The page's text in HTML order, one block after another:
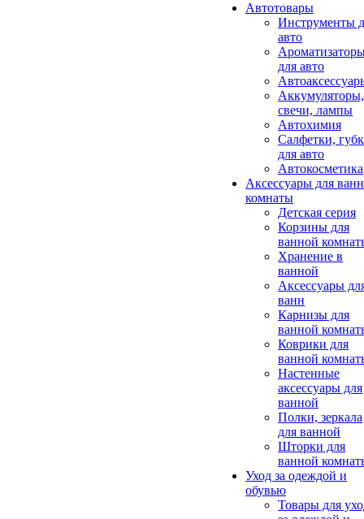
Автотовары
Инструменты
авто
для авто
Аккумуляторы,
свечи, лампы
Автохимия
Салфетки,
для авто
Автокосметика
Аксессуары для
комнаты
Детская серия
Корзины для
ванной
Хранение в
ванной
Аксессуары
ванн
Карнизы для
ванной
Коврики для
ванной
Настенные
аксессуары для
ванной
Полки, зеркала
для ванной
Шторки для
ванной
Уход за одеждой и
обувью
Товары для